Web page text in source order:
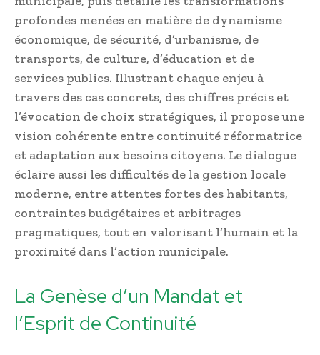
profondes menées en matière de dynamisme
économique, de sécurité, d’urbanisme, de
transports, de culture, d’éducation et de
services publics. Illustrant chaque enjeu à
travers des cas concrets, des chiffres précis et
l’évocation de choix stratégiques, il propose une
vision cohérente entre continuité réformatrice
et adaptation aux besoins citoyens. Le dialogue
éclaire aussi les difficultés de la gestion locale
moderne, entre attentes fortes des habitants,
contraintes budgétaires et arbitrages
pragmatiques, tout en valorisant l’humain et la
proximité dans l’action municipale.
La Genèse d’un Mandat et
l’Esprit de Continuité